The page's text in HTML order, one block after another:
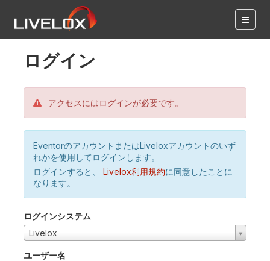
ログイン
アクセスにはログインが必要です。
EventorのアカウントまたはLiveloxアカウントのいず
れかを使用してログインします。
ログインすると、
Livelox利用規約に同意したことに
なります。
ログインシステム
Livelox
ユーザー名